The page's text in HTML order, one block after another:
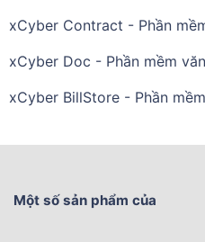
xCyber Contract - Phần
xCyber Doc - Phần mềm
xCyber BillStore - Phần
Một số sản phẩm của